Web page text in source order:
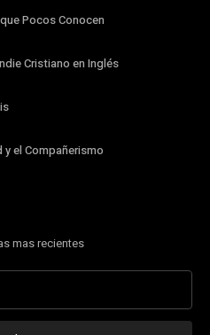
Pocos Conocen
Cristiano en Inglés
y el Compañerismo
mas recientes